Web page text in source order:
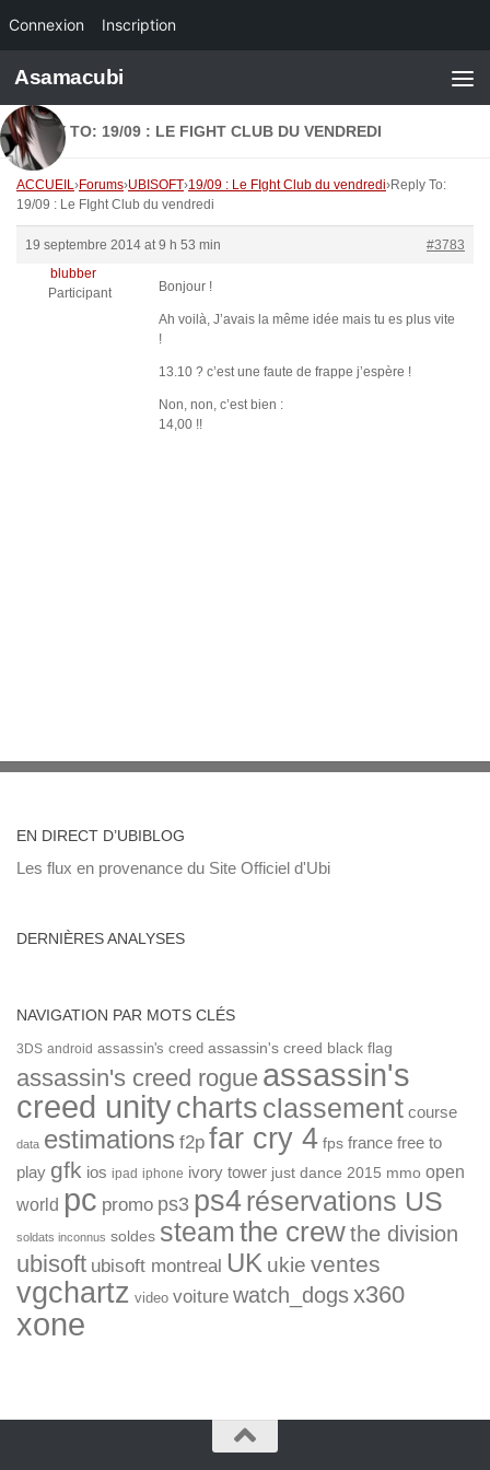
Connexion Inscription
Skip to content
Asamacubi
REPLY TO: 19/09 : LE FIGHT CLUB DU VENDREDI
ACCUEIL›Forums›UBISOFT›19/09 : Le FIght Club du vendredi›Reply To:
19/09 : Le FIght Club du vendredi
19 septembre 2014 at 9 h 53 min
#3783
blubber
Participant
Bonjour !
Ah voilà, J’avais la même idée mais tu es plus vite
!
13.10 ? c’est une faute de frappe j’espère !
Non, non, c’est bien :
14,00 !!
EN DIRECT D’UBIBLOG
Les flux en provenance du Site Officiel d'Ubi
DERNIÈRES ANALYSES
NAVIGATION PAR MOTS CLÉS
3DS android assassin's creed assassin's creed black flag
assassin's creed rogue assassin's
creed unitycharts classement course
data estimations f2p far cry 4 fps france free to
play gfk ios ipad iphone ivory tower just dance 2015 mmo open
world pc promo ps3 ps4réservations US
soldats inconnus soldes steamthe crewthe division
ubisoft ubisoft montreal UK ukie ventes
vgchartz video voiture watch_dogsx360
xone